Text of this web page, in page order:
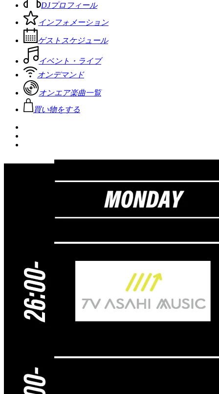
DJプロフィール
インフォメーション
ゲストスケジュール
イベント・ライブ
オンデマンド
オンエア楽曲一覧
買い物をする